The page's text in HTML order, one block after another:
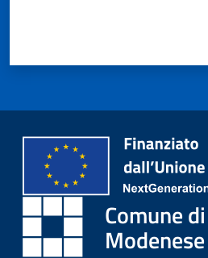
Comune
Modenese